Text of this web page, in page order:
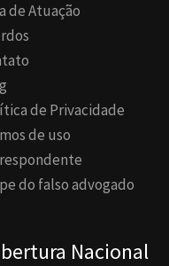
de Atuação
de Privacidade
de uso
do falso advogado
Nacional